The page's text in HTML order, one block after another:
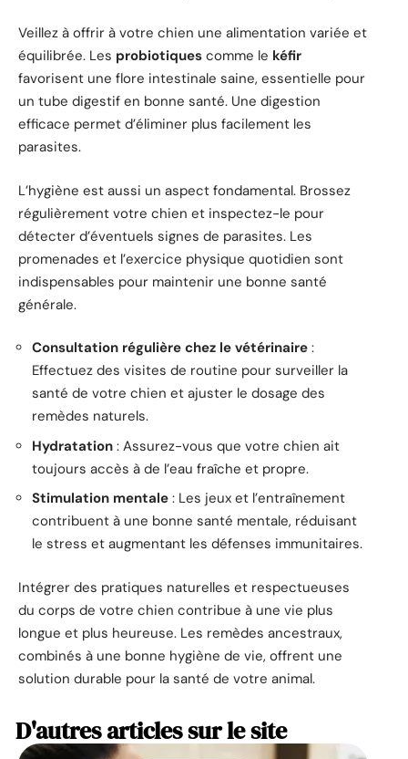
Veillez à offrir à votre chien une alimentation variée et
équilibrée. Les probiotiques comme le kéfir
favorisent une flore intestinale saine, essentielle pour
un tube digestif en bonne santé. Une digestion
efficace permet d’éliminer plus facilement les
parasites.
L’hygiène est aussi un aspect fondamental. Brossez
régulièrement votre chien et inspectez-le pour
détecter d’éventuels signes de parasites. Les
promenades et l’exercice physique quotidien sont
indispensables pour maintenir une bonne santé
générale.
Consultation régulière chez le vétérinaire :
Effectuez des visites de routine pour surveiller la
santé de votre chien et ajuster le dosage des
remèdes naturels.
Hydratation : Assurez-vous que votre chien ait
toujours accès à de l’eau fraîche et propre.
Stimulation mentale : Les jeux et l’entraînement
contribuent à une bonne santé mentale, réduisant
le stress et augmentant les défenses immunitaires.
Intégrer des pratiques naturelles et respectueuses
du corps de votre chien contribue à une vie plus
longue et plus heureuse. Les remèdes ancestraux,
combinés à une bonne hygiène de vie, offrent une
solution durable pour la santé de votre animal.
D'autres articles sur le site